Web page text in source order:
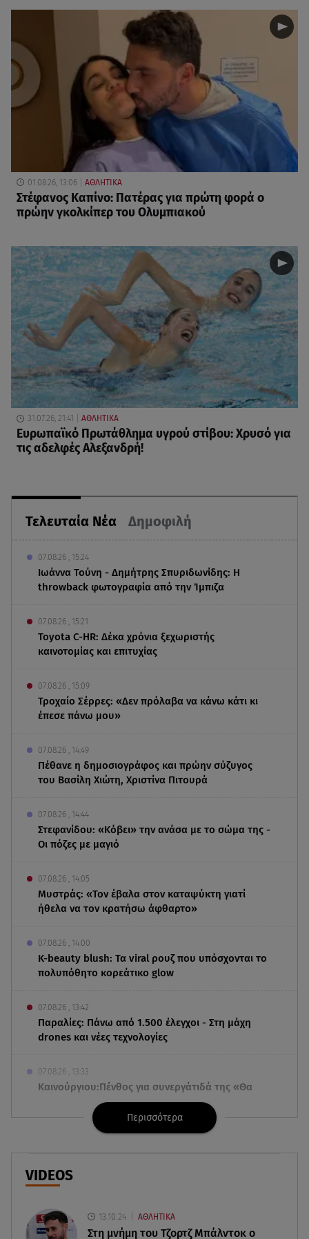
Τελευταία Νέα Δημοφιλή
07.08.26 , 15:24
Ιωάννα Τούνη - Δημήτρης Σπυριδωνίδης: Η
throwback φωτογραφία από την Ίμπιζα
07.08.26 , 15:21
Toyota C-HR: Δέκα χρόνια ξεχωριστής
καινοτομίας και επιτυχίας
07.08.26 , 15:09
Τροχαίο Σέρρες: «Δεν πρόλαβα να κάνω κάτι κι
έπεσε πάνω μου»
07.08.26 , 14:49
Πέθανε η δημοσιογράφος και πρώην σύζυγος
του Βασίλη Χιώτη, Χριστίνα Πιτουρά
07.08.26 , 14:44
Στεφανίδου: «Κόβει» την ανάσα με το σώμα της -
Οι πόζες με μαγιό
07.08.26 , 14:05
Μυστράς: «Τον έβαλα στον καταψύκτη γιατί
ήθελα να τον κρατήσω άφθαρτο»
07.08.26 , 14:00
K-beauty blush: Τα viral ρουζ που υπόσχονται το
πολυπόθητο κορεάτικο glow
07.08.26 , 13:42
Παραλίες: Πάνω από 1.500 έλεγχοι - Στη μάχη
drones και νέες τεχνολογίες
07.08.26 , 13:33
Καινούργιου:Πένθος για συνεργάτιδά της «Θα
μου λείπεις πάντα και για πάντα»
Γιάννης Στάνκογλου: Δείτε τον έφηβο με μακριά
Συνελήφθη 31χρονος για τις δολοφονίες του
«Ζαμπόν» και του Σκαφτούρου
Περισσότερα
VIDEOS
13.10.24 ΑΘΛΗΤΙΚΑ
Στη μνήμη του Τζορτζ Μπάλντοκ ο
01.08.26, 13:06 ΑΘΛΗΤΙΚΑ
Στέφανος Καπίνο: Πατέρας για πρώτη φορά ο
πρώην γκολκίπερ του Ολυμπιακού
31.07.26, 21:41 ΑΘΛΗΤΙΚΑ
Ευρωπαϊκό Πρωτάθλημα υγρού στίβου: Χρυσό για
τις αδελφές Αλεξανδρή!